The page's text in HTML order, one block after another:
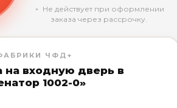
﹡ Не действует при оформлении
заказа через рассрочку.
ЧФД+
на входную дверь в
1002-0»